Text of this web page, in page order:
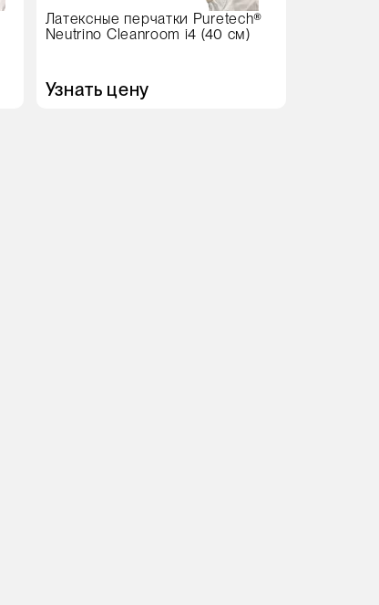
Латексные перчатки Puretech®
Neutrino Cleanroom i4 (40 см)
Узнать цену